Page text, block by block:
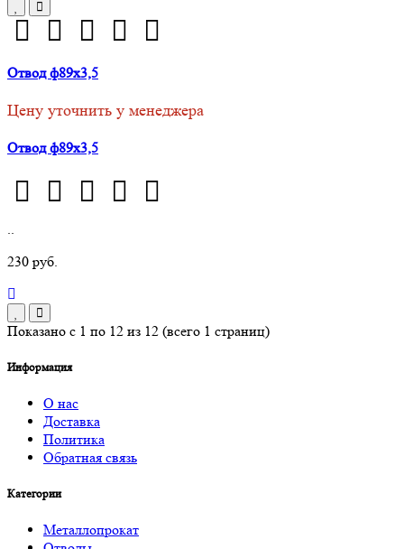
Отвод ф89х3,5
Цену уточнить у менеджера
Отвод ф89х3,5
230 руб.
Показано с 1 по 12 из 12 (всего 1 страниц)
Информация
О нас
Доставка
Политика
Обратная связь
Категории
Металлопрокат